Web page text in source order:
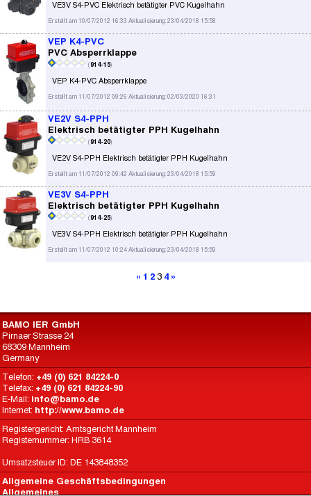
VE3V S4-PVC Elektrisch betätigter PVC Kugelhahn
Erstellt am 10/07/2012 16:33 Aktualisierung: 23/04/2018 15:58
VEP K4-PVC
PVC Absperrklappe
(914-15)
VEP K4-PVC Absperrklappe
Erstellt am 11/07/2012 09:26 Aktualisierung: 02/03/2020 16:31
VE2V S4-PPH
Elektrisch betätigter PPH Kugelhahn
(914-20)
VE2V S4-PPH Elektrisch betätigter PPH Kugelhahn
Erstellt am 11/07/2012 09:42 Aktualisierung: 23/04/2018 15:59
VE3V S4-PPH
Elektrisch betätigter PPH Kugelhahn
(914-25)
VE3V S4-PPH Elektrisch betätigter PPH Kugelhahn
Erstellt am 11/07/2012 10:24 Aktualisierung: 23/04/2018 15:59
« 1 23 4 »
BAMO IER GmbH
Pirnaer Strasse 24
68309 Mannheim
Germany
Telefon: +49 (0) 621 84224-0
Telefax: +49 (0) 621 84224-90
E-Mail: info@bamo.de
Internet: http://www.bamo.de
Registergericht: Amtsgericht Mannheim
Registernummer: HRB 3614
Umsatzsteuer ID: DE 143848352
Allgemeine Geschäftsbedingungen
Allgemeines